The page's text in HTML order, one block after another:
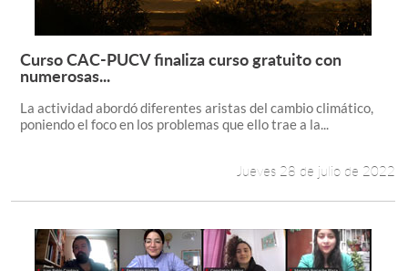
Leer más +
Curso CAC-PUCV finaliza curso gratuito con
numerosas...
La actividad abordó diferentes aristas del cambio climático,
poniendo el foco en los problemas que ello trae a la...
Jueves 28 de julio de 2022